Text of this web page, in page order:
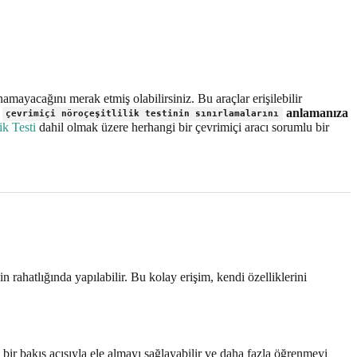
merak etmiş olabilirsiniz. Bu araçlar erişilebilir
çevrimiçi nöroçeşitlilik testinin sınırlamalarını
anlamanıza
Testi dahil olmak üzere herhangi bir çevrimiçi aracı sorumlu bir
yapılabilir. Bu kolay erişim, kendi özelliklerini
açısıyla ele almayı sağlayabilir ve daha fazla öğrenmeyi